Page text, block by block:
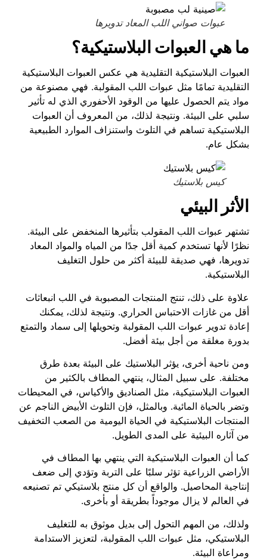
عبوات صواني اللب المعاد تدويرها
ما هي العبوات البلاستيكية؟
العبوات البلاستيكية التقليدية هي عكس العبوات البلاستيكية
التقليدية تمامًا مثل عبوات اللب المقولبة. فهي مصنوعة من
مواد يتم الحصول عليها من الوقود الأحفوري الذي له تأثير
سلبي على البيئة. ونتيجة لذلك، من المعروف أن العبوات
البلاستيكية تساهم في التلوث واستنزاف الموارد الطبيعية
بشكل عام.
كيس بلاستيك
الأثر البيئي
تشتهر عبوات اللب المقولب بتأثيرها المنخفض على البيئة.
نظرًا لأنها تستخدم كمية أقل جدًا من المياه والمواد المعاد
تدويرها، فهي صديقة للبيئة أكثر من حلول التغليف
البلاستيكية.
علاوة على ذلك، تنتج المنتجات المصبوبة في اللب انبعاثات
أقل من غازات الاحتباس الحراري. ونتيجة لذلك، يمكنك
إعادة تدوير عبوات اللب المقولبة وتحويلها إلى سماد والتمتع
بدورة مغلقة من أجل بيئة أفضل.
ومن ناحية أخرى، يؤثر البلاستيك على البيئة بعدة طرق
مختلفة. على سبيل المثال، ينتهي المطاف بالكثير من
العبوات البلاستيكية، مثل الصناديق والأكياس، في المحيطات
وتضر بالحياة المائية. وبالمثل، فإن التلوث الأبيض الناجم عن
المنتجات البلاستيكية في الحياة اليومية من الصعب التخفيف
من آثاره البيئية على المدى الطويل.
كما أن العبوات البلاستيكية التي ينتهي بها المطاف في
الأراضي الزراعية تؤثر سلبًا على التربة وتؤدي إلى ضعف
إنتاجية المحاصيل. والواقع أن كل منتج بلاستيكي تم تصنيعه
في العالم لا يزال موجوداً بطريقة أو بأخرى.
ولذلك، من المهم التحول إلى بديل موثوق به للتغليف
البلاستيكي، مثل عبوات اللب المقولبة، لتعزيز الاستدامة
ومراعاة البيئة.